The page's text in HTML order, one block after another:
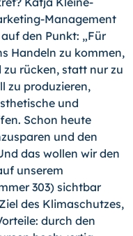
Management
den Punkt: „Für
Handeln zu kommen,
zu rücken, statt nur zu
zu produzieren,
und
Schon heute
und den
das wollen wir den
unserem
303) sichtbar
des Klimaschutzes,
durch den